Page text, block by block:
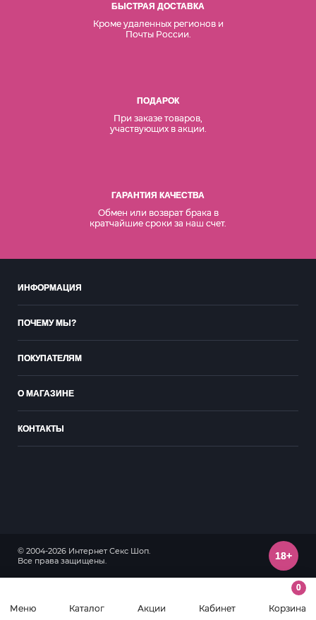
Меню Каталог Акции Кабинет
0
Корзина
БЫСТРАЯ ДОСТАВКА
Кроме удаленных регионов и
Почты России.
ПОДАРОК
При заказе товаров,
участвующих в акции.
ГАРАНТИЯ КАЧЕСТВА
Обмен или возврат брака в
кратчайшие сроки за наш счет.
ИНФОРМАЦИЯ
ПОЧЕМУ МЫ?
ПОКУПАТЕЛЯМ
О МАГАЗИНЕ
КОНТАКТЫ
© 2004-2026 Интернет Секс Шоп.
Все права защищены.
18+